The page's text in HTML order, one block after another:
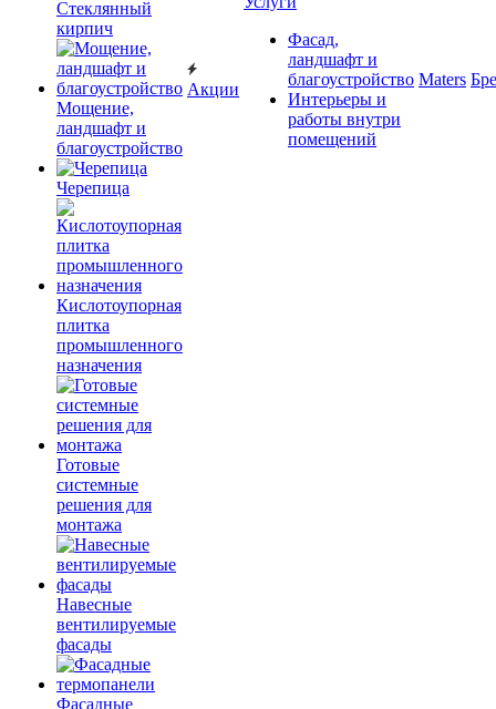
Cтеклянный
кирпич
Мощение,
ландшафт и
благоустройство
Черепица
Кислотоупорная
плитка
промышленного
назначения
Готовые
системные
решения для
монтажа
Навесные
вентилируемые
фасады
Фасадные
Акции
Фасад,
ландшафт и
благоустройство
Интерьеры и
работы внутри
помещений
Maters